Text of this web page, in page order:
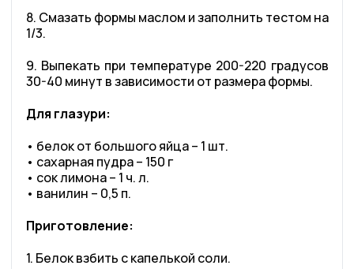
8. Смазать формы маслом и заполнить тестом на
1/3.
9. Выпекать при температуре 200-220 градусов
30-40 минут в зависимости от размера формы.
Для глазури:
• белок от большого яйца – 1 шт.
• сахарная пудра – 150 г
• сок лимона – 1 ч. л.
• ванилин – 0,5 п.
Приготовление:
1. Белок взбить с капелькой соли.